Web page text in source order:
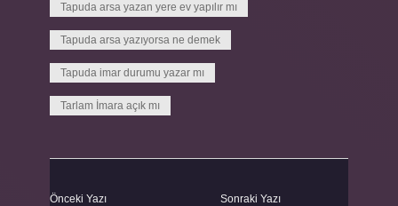
Tapuda arsa yazan yere ev yapılır mı
Tapuda arsa yazıyorsa ne demek
Tapuda imar durumu yazar mı
Tarlam İmara açık mı
Önceki Yazı Sonraki Yazı